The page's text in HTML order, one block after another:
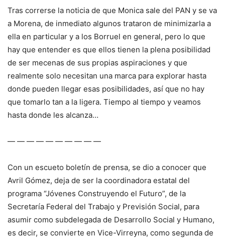
Tras correrse la noticia de que Monica sale del PAN y se va
a Morena, de inmediato algunos trataron de minimizarla a
ella en particular y a los Borruel en general, pero lo que
hay que entender es que ellos tienen la plena posibilidad
de ser mecenas de sus propias aspiraciones y que
realmente solo necesitan una marca para explorar hasta
donde pueden llegar esas posibilidades, así que no hay
que tomarlo tan a la ligera. Tiempo al tiempo y veamos
hasta donde les alcanza…
— — — — — — — — — —
Con un escueto boletín de prensa, se dio a conocer que
Avril Gómez, deja de ser la coordinadora estatal del
programa “Jóvenes Construyendo el Futuro”, de la
Secretaría Federal del Trabajo y Previsión Social, para
asumir como subdelegada de Desarrollo Social y Humano,
es decir, se convierte en Vice-Virreyna, como segunda de